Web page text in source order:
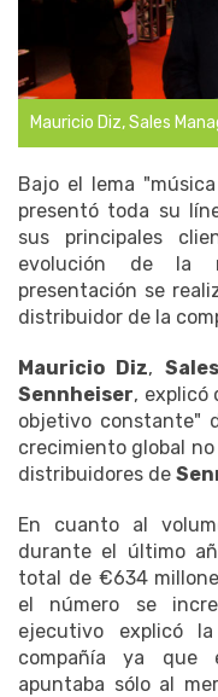
Mauricio Diz, Sales
Bajo el lema
presentó toda su
sus principales
evolución de la
presentación se
distribuidor de la
Mauricio Diz,
Sennheiser, explicó
objetivo constante"
crecimiento global
distribuidores de
En cuanto al
durante el último
total de €634
el número se
ejecutivo explicó
compañía ya que
apuntaba sólo al